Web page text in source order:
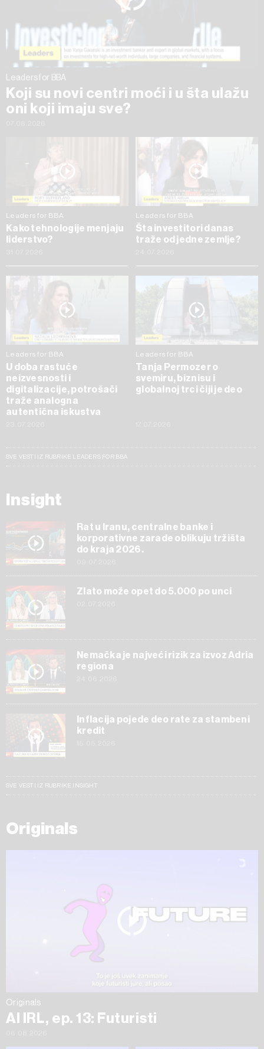
trenutku opozvati bez negativnih posledica.
Leaders for BBA
Koji su novi centri moći i u šta ulažu
oni koji imaju sve?
Leaders for BBA
Kako tehnologije menjaju
liderstvo?
Leaders for BBA
Šta investitori danas
traže od jedne zemlje?
Leaders for BBA
U doba rastuće
neizvesnosti i
digitalizacije, potrošači
traže analogna
autentična iskustva
Leaders for BBA
Tanja Permozer o
svemiru, biznisu i
globalnoj trci čiji je deo
SVE VESTI IZ RUBRIKE LEADERS FOR BBA
Insight
Rat u Iranu, centralne banke i
korporativne zarade oblikuju tržišta
do kraja 2026.
Zlato može opet do 5.000 po unci
Nemačka je najveći rizik za izvoz Adria
regiona
Inflacija pojede deo rate za stambeni
kredit
SVE VESTI IZ RUBRIKE INSIGHT
Originals
Originals
AI IRL, ep. 13: Futuristi